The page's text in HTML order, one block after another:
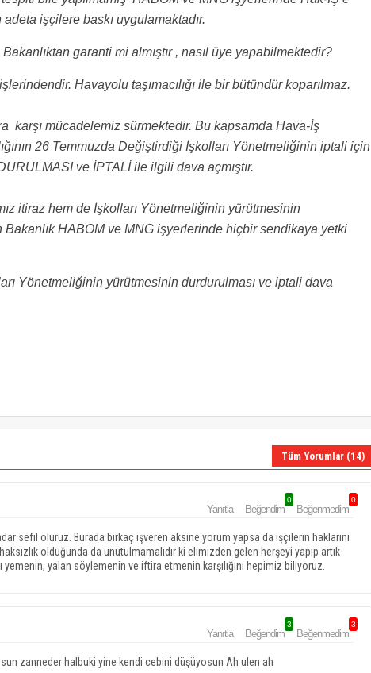
işçilere baskı uygulamaktadır.
garanti mi almıştır , nasıl üye yapabilmektedir?
Havayolu taşımacılığı ile bir bütündür koparılmaz.
karşı mücadelemiz sürmektedir. Bu kapsamda Hava-İş
26 Temmuzda Değiştirdiği İşkolları Yönetmeliğinin iptali için
ve İPTALİ ile ilgili dava açmıştır.
itiraz hem de İşkolları Yönetmeliğinin yürütmesinin
HABOM ve MNG işyerlerinde hiçbir sendikaya yetki
Yönetmeliğinin yürütmesinin durdurulması ve iptali dava
Tüm Yorumlar (14)
Yanıtla Beğendim
0
Beğenmedim
0
sefil oluruz. Burada birkaç işveren aksine yorum yapsa da işçilerin haklarını
olduğunda da unutulmamalıdır ki elimizden gelen herşeyi yapıp artık
yalan söylemenin ve iftira etmenin karşılığını hepimiz biliyoruz.
Yanıtla Beğendim
3
Beğenmedim
3
zanneder halbuki yine kendi cebini düşüyosun Ah ulen ah